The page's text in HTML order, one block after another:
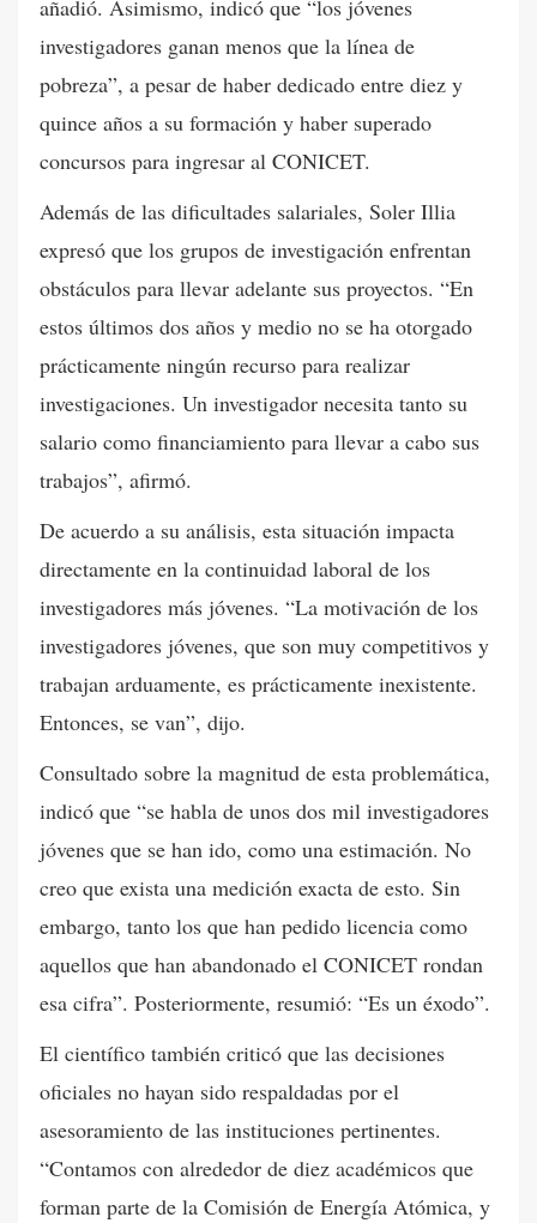
añadió. Asimismo, indicó que “los jóvenes
investigadores ganan menos que la línea de
pobreza”, a pesar de haber dedicado entre diez y
quince años a su formación y haber superado
concursos para ingresar al CONICET.
Además de las dificultades salariales, Soler Illia
expresó que los grupos de investigación enfrentan
obstáculos para llevar adelante sus proyectos. “En
estos últimos dos años y medio no se ha otorgado
prácticamente ningún recurso para realizar
investigaciones. Un investigador necesita tanto su
salario como financiamiento para llevar a cabo sus
trabajos”, afirmó.
De acuerdo a su análisis, esta situación impacta
directamente en la continuidad laboral de los
investigadores más jóvenes. “La motivación de los
investigadores jóvenes, que son muy competitivos y
trabajan arduamente, es prácticamente inexistente.
Entonces, se van”, dijo.
Consultado sobre la magnitud de esta problemática,
indicó que “se habla de unos dos mil investigadores
jóvenes que se han ido, como una estimación. No
creo que exista una medición exacta de esto. Sin
embargo, tanto los que han pedido licencia como
aquellos que han abandonado el CONICET rondan
esa cifra”. Posteriormente, resumió: “Es un éxodo”.
El científico también criticó que las decisiones
oficiales no hayan sido respaldadas por el
asesoramiento de las instituciones pertinentes.
“Contamos con alrededor de diez académicos que
forman parte de la Comisión de Energía Atómica, y